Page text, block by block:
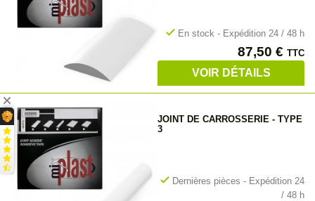
check En stock - Expédition 24 / 48 h
Prix
87,50 € TTC
VOIR DÉTAILS
JOINT DE CARROSSERIE - TYPE
3
check Dernières pièces - Expédition 24
/ 48 h